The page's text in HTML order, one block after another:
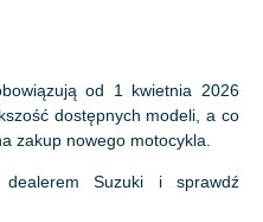
od 1 kwietnia 2026
dostępnych modeli, a co
zakup nowego motocykla.
Suzuki i sprawdź